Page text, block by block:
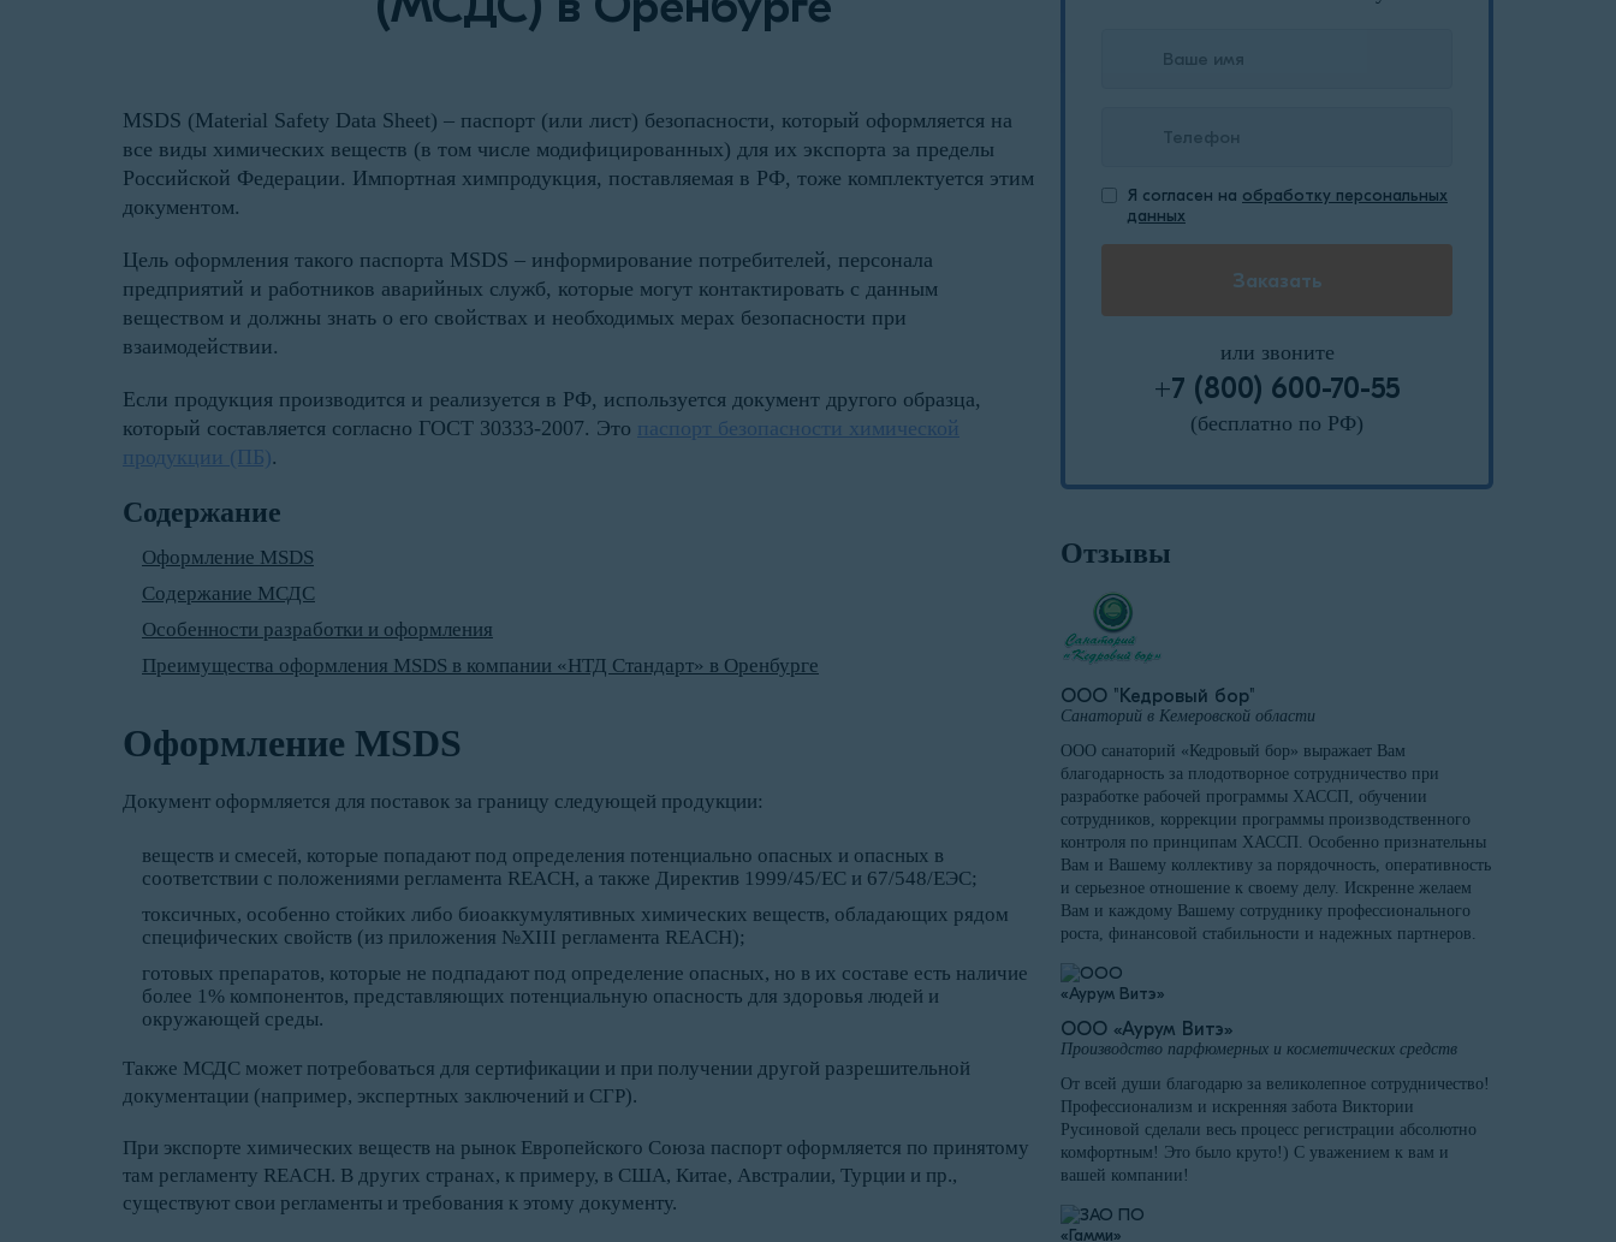
MSDS (Material Safety Data Sheet) – паспорт (или лист) безопасности, который оформляется на
все виды химических веществ (в том числе модифицированных) для их экспорта за пределы
Российской Федерации. Импортная химпродукция, поставляемая в РФ, тоже комплектуется этим
документом.
Цель оформления такого паспорта MSDS – информирование потребителей, персонала
предприятий и работников аварийных служб, которые могут контактировать с данным
веществом и должны знать о его свойствах и необходимых мерах безопасности при
взаимодействии.
Если продукция производится и реализуется в РФ, используется документ другого образца,
который составляется согласно ГОСТ 30333-2007. Это паспорт безопасности химической
продукции (ПБ).
Содержание
Оформление MSDS
Содержание МСДС
Особенности разработки и оформления
Преимущества оформления MSDS в компании «НТД Стандарт» в Оренбурге
Оформление MSDS
Документ оформляется для поставок за границу следующей продукции:
веществ и смесей, которые попадают под определения потенциально опасных и опасных в
соответствии с положениями регламента REACH, а также Директив 1999/45/ЕС и 67/548/ЕЭС;
токсичных, особенно стойких либо биоаккумулятивных химических веществ, обладающих рядом
специфических свойств (из приложения №XIII регламента REACH);
готовых препаратов, которые не подпадают под определение опасных, но в их составе есть наличие
более 1% компонентов, представляющих потенциальную опасность для здоровья людей и
окружающей среды.
Также МСДС может потребоваться для сертификации и при получении другой разрешительной
документации (например, экспертных заключений и СГР).
При экспорте химических веществ на рынок Европейского Союза паспорт оформляется по принятому
там регламенту REACH. В других странах, к примеру, в США, Китае, Австралии, Турции и пр.,
существуют свои регламенты и требования к этому документу.
Я согласен на обработку персональных
данных
или звоните
+7 (800) 600-70-55
(бесплатно по РФ)
Отзывы
ООО "Кедровый бор"
Санаторий в Кемеровской области
ООО санаторий «Кедровый бор» выражает Вам
благодарность за плодотворное сотрудничество при
разработке рабочей программы ХАССП, обучении
сотрудников, коррекции программы производственного
контроля по принципам ХАССП. Особенно признательны
Вам и Вашему коллективу за порядочность, оперативность
и серьезное отношение к своему делу. Искренне желаем
Вам и каждому Вашему сотруднику профессионального
роста, финансовой стабильности и надежных партнеров.
ООО «Аурум Витэ»
Производство парфюмерных и косметических средств
От всей души благодарю за великолепное сотрудничество!
Профессионализм и искренняя забота Виктории
Русиновой сделали весь процесс регистрации абсолютно
комфортным! Это было круто!) С уважением к вам и
вашей компании!